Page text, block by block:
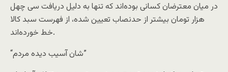
در میان معترضان کسانی بوده‌اند که تنها به دلیل دریافت سی چهل
هزار تومان بیشتر از حدنصاب تعیین شده، از فهرست سبد کالا
خط خورده‌اند.
“شان آسیب دیده مردم”